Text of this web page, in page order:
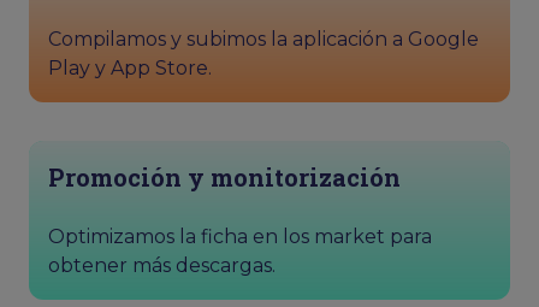
Compilamos y subimos la aplicación a Google
Play y App Store.
Promoción y monitorización
Optimizamos la ficha en los market para
obtener más descargas.